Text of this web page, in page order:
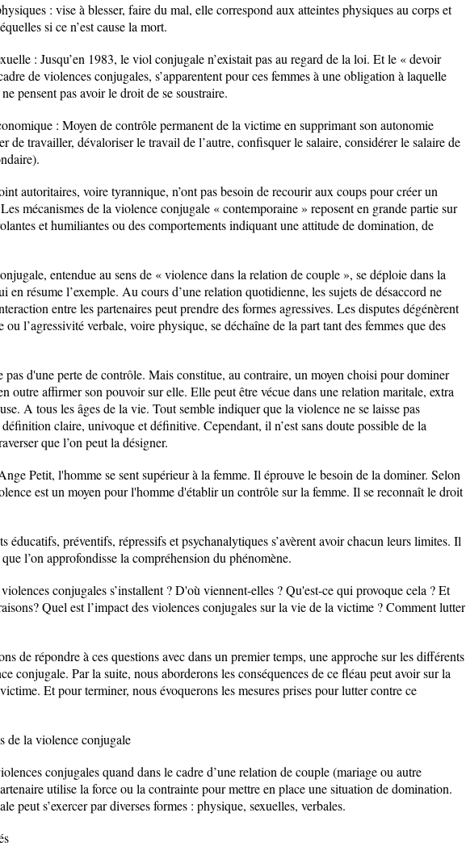
: vise à blesser, faire du mal, elle correspond aux atteintes physiques au corps et
si ce n’est cause la mort.
: Jusqu’en 1983, le viol conjugale n’existait pas au regard de la loi. Et le « devoir
de violences conjugales, s’apparentent pour ces femmes à une obligation à laquelle
pensent pas avoir le droit de se soustraire.
: Moyen de contrôle permanent de la victime en supprimant son autonomie
de travailler, dévaloriser le travail de l’autre, confisquer le salaire, considérer le salaire de
autoritaires, voire tyrannique, n’ont pas besoin de recourir aux coups pour créer un
mécanismes de la violence conjugale « contemporaine » reposent en grande partie sur
et humiliantes ou des comportements indiquant une attitude de domination, de
entendue au sens de « violence dans la relation de couple », se déploie dans la
en résume l’exemple. Au cours d’une relation quotidienne, les sujets de désaccord ne
entre les partenaires peut prendre des formes agressives. Les disputes dégénèrent
ou l’agressivité verbale, voire physique, se déchaîne de la part tant des femmes que des
pas d'une perte de contrôle. Mais constitue, au contraire, un moyen choisi pour dominer
outre affirmer son pouvoir sur elle. Elle peut être vécue dans une relation maritale, extra
A tous les âges de la vie. Tout semble indiquer que la violence ne se laisse pas
claire, univoque et définitive. Cependant, il n’est sans doute possible de la
que l’on peut la désigner.
Petit, l'homme se sent supérieur à la femme. Il éprouve le besoin de la dominer. Selon
est un moyen pour l'homme d'établir un contrôle sur la femme. Il se reconnaît le droit
éducatifs, préventifs, répressifs et psychanalytiques s’avèrent avoir chacun leurs limites. Il
l’on approfondisse la compréhension du phénomène.
conjugales s’installent ? D'où viennent-elles ? Qu'est-ce qui provoque cela ? Et
Quel est l’impact des violences conjugales sur la vie de la victime ? Comment lutter
de répondre à ces questions avec dans un premier temps, une approche sur les différents
conjugale. Par la suite, nous aborderons les conséquences de ce fléau peut avoir sur la
Et pour terminer, nous évoquerons les mesures prises pour lutter contre ce
de la violence conjugale
conjugales quand dans le cadre d’une relation de couple (mariage ou autre
utilise la force ou la contrainte pour mettre en place une situation de domination.
peut s’exercer par diverses formes : physique, sexuelles, verbales.